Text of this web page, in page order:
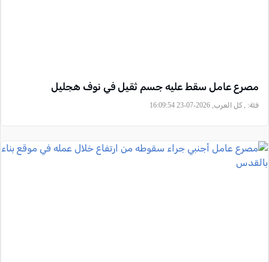
مصرع عامل سقط عليه جسم ثقيل في نوف هجليل
فئة: , كل العرب, 2026-07-23 16:09:54